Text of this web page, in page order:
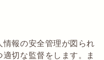
報の安全管理が図られ
切な監督をします。ま